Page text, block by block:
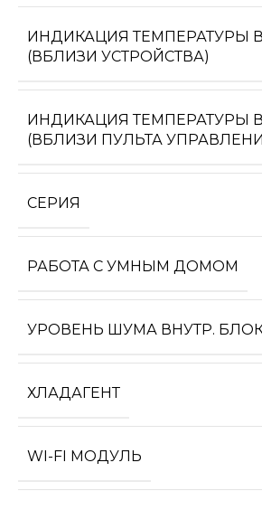
ИНДИКАЦИЯ ТЕМПЕРАТУРЫ
(ВБЛИЗИ УСТРОЙСТВА)
ИНДИКАЦИЯ ТЕМПЕРАТУРЫ
(ВБЛИЗИ ПУЛЬТА
СЕРИЯ
РАБОТА С УМНЫМ ДОМОМ
УРОВЕНЬ ШУМА ВНУТР.
ХЛАДАГЕНТ
WI-FI МОДУЛЬ